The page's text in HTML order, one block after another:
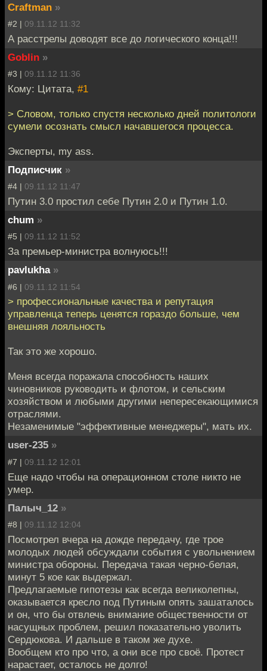
Craftman »
#2 | 09.11.12 11:32
А расстрелы доводят все до логического конца!!!
Goblin »
#3 | 09.11.12 11:36
Кому: Цитата, #1
> Словом, только спустя несколько дней политологи
сумели осознать смысл начавшегося процесса.
Эксперты, my ass.
Подписчик »
#4 | 09.11.12 11:47
Путин 3.0 простил себе Путин 2.0 и Путин 1.0.
chum »
#5 | 09.11.12 11:52
За премьер-министра волнуюсь!!!
pavlukha »
#6 | 09.11.12 11:54
> профессиональные качества и репутация
управленца теперь ценятся гораздо больше, чем
внешняя лояльность
Так это же хорошо.
Меня всегда поражала способность наших
чиновников руководить и флотом, и сельским
хозяйством и любыми другими непересекающимися
отраслями.
Незаменимые "эффективные менеджеры", мать их.
user-235 »
#7 | 09.11.12 12:01
Еще надо чтобы на операционном столе никто не
умер.
Палыч_12 »
#8 | 09.11.12 12:04
Посмотрел вчера на дожде передачу, где трое
молодых людей обсуждали события с увольнением
министра обороны. Передача такая черно-белая,
минут 5 кое как выдержал.
Предлагаемые гипотезы как всегда великолепны,
оказывается кресло под Путиным опять зашаталось
и он, что бы отвлечь внимание общественности от
насущных проблем, решил показательно уволить
Сердюкова. И дальше в таком же духе.
Вообщем кто про что, а они все про своё. Протест
нарастает, осталось не долго!